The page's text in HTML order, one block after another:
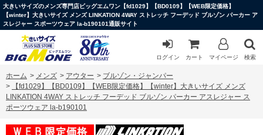
大きいサイズのメンズ専門店ビッグエムワン【fd1029】【BD0109】【WEB限定価格】
【winter】大きいサイズ メンズ LINKATION 4WAY ストレッチ フーデッド ブルゾン パーカー ア
スレジャー スポーツウェア la-b190101通販サイト
ログイン カート マイページ 検索
ホーム > メンズ > アウター > ブルゾン・ジャンパー
>
【fd1029】【BD0109】【WEB限定価格】【winter】大きいサイズ メンズ
LINKATION 4WAY ストレッチ フーデッド ブルゾン パーカー アスレジャー ス
ポーツウェア la-b190101